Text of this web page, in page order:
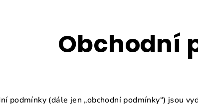
Obchodní
podmínky (dále jen „obchodní podmínky“) jsou